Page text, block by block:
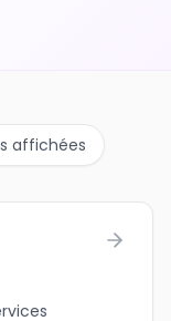
affichées